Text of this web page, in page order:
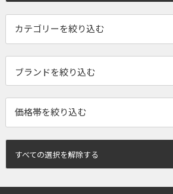
ブランドを絞り込む
すべての選択を解除する